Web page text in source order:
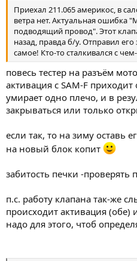
т
ь
з
а
Приехал 211.065 америкос, в
ветра нет. Актуальная ошибка
подводящий провод". Этот
назад, правда б/у. Отправил
самое! Кто-то сталкивался с
повесь тестер на разъём
активация с SAM-F
умирает одно плечо, и в
закрываться или только
если так, то на зиму оставь
на новый блок копит
забитость печки -проверять
п.с. работу клапана так-же
происходит активация (обе)
надо для этого, чтоб